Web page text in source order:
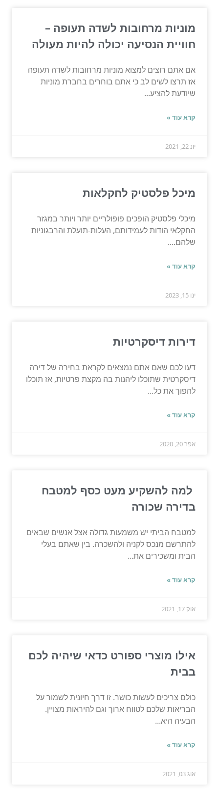
מוניות מרחובות לשדה תעופה –
חוויית הנסיעה יכולה להיות מעולה
אם אתם רוצים למצוא מוניות מרחובות לשדה תעופה
אז תרצו לשים לב כי אתם בוחרים בחברת מוניות
שיודעת להציע...
קרא עוד »
יונ 22, 2021
מיכל פלסטיק לחקלאות
מיכלי פלסטיק הופכים פופולריים יותר ויותר במגזר
החקלאי הודות לעמידותם, העלות-תועלת והרבגוניות
שלהם....
קרא עוד »
ינו 15, 2023
דירות דיסקרטיות
דעו לכם שאם אתם נמצאים לקראת בחירה של דירה
דיסקרטית שתוכלו ליהנות בה מקצת פרטיות, אז תוכלו
להפוך את כל...
קרא עוד »
אפר 20, 2020
למה להשקיע מעט כסף למטבח
בדירה שכורה
למטבח הביתי יש משמעות גדולה אצל אנשים שבאים
להתרשם מנכס לקניה ולהשכרה. בין שאתם בעלי
הבית ומשכירים את...
קרא עוד »
אוק 17, 2021
אילו מוצרי ספורט כדאי שיהיה לכם
בבית
כולם צריכים לעשות כושר. זו דרך חיונית לשמור על
הבריאות שלכם לטווח ארוך וגם להיראות מצויין.
הבעיה היא...
קרא עוד »
אוג 03, 2021